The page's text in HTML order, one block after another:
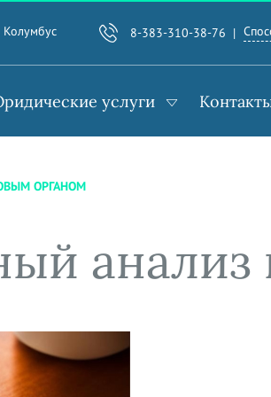
Колумбус 8-383-310-38-76
услуги
ОРГАНОМ